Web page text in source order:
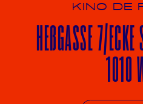
KINO DE
HEßGASSE 7/ECKE
1010